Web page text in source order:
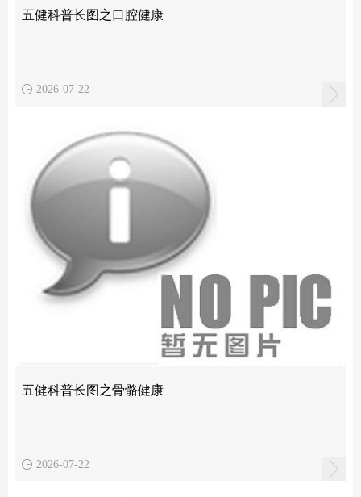
五健科普长图之口腔健康
2026-07-22
五健科普长图之骨骼健康
2026-07-22